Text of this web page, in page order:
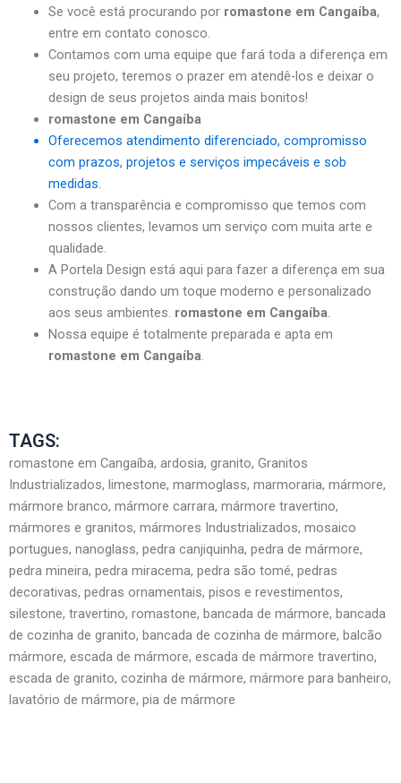
Se você está procurando por romastone em Cangaíba,
entre em contato conosco.
Contamos com uma equipe que fará toda a diferença em
seu projeto, teremos o prazer em atendê-los e deixar o
design de seus projetos ainda mais bonitos!
romastone em Cangaíba
Oferecemos atendimento diferenciado, compromisso
com prazos, projetos e serviços impecáveis e sob
medidas.
Com a transparência e compromisso que temos com
nossos clientes, levamos um serviço com muita arte e
qualidade.
A Portela Design está aqui para fazer a diferença em sua
construção dando um toque moderno e personalizado
aos seus ambientes. romastone em Cangaíba.
Nossa equipe é totalmente preparada e apta em
romastone em Cangaíba.
TAGS:
romastone em Cangaíba, ardosia, granito, Granitos
Industrializados, limestone, marmoglass, marmoraria, mármore,
mármore branco, mármore carrara, mármore travertino,
mármores e granitos, mármores Industrializados, mosaico
portugues, nanoglass, pedra canjiquinha, pedra de mármore,
pedra mineira, pedra miracema, pedra são tomé, pedras
decorativas, pedras ornamentais, pisos e revestimentos,
silestone, travertino, romastone, bancada de mármore, bancada
de cozinha de granito, bancada de cozinha de mármore, balcão
mármore, escada de mármore, escada de mármore travertino,
escada de granito, cozinha de mármore, mármore para banheiro,
lavatório de mármore, pia de mármore